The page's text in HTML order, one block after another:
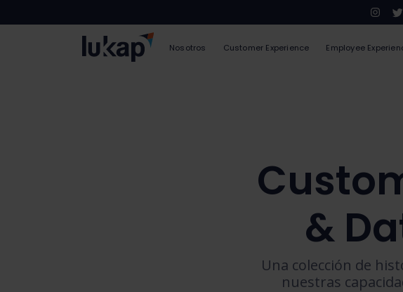
Nosotros Customer Experience Employee
&
Una colección de
nuestras